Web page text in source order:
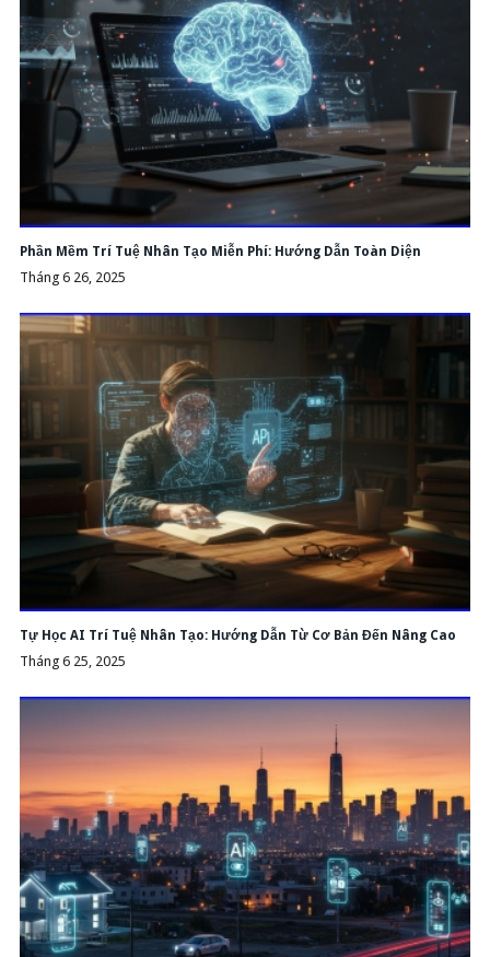
Phần Mềm Trí Tuệ Nhân Tạo Miễn Phí: Hướng Dẫn Toàn Diện
Tháng 6 26, 2025
Tự Học AI Trí Tuệ Nhân Tạo: Hướng Dẫn Từ Cơ Bản Đến Nâng Cao
Tháng 6 25, 2025